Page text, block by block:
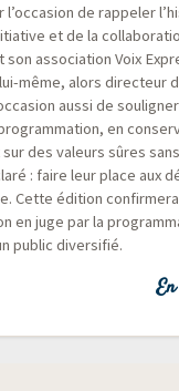
l’occasion de rap­pe­ler
et de la
son asso­cia­tion Voix
même, alors direc­teur
aus­si de
en
des valeurs sûres
: faire leur place aux
Cette édi­tion
en juge par la
public diversifié.